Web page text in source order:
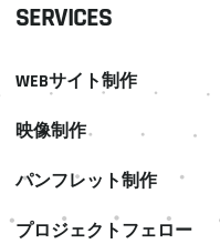
SERVICES
WEBサイト制作
映像制作
パンフレット制作
プロジェクトフェロー